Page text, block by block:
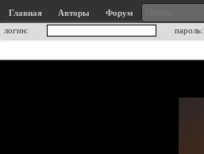
Главная Авторы
Форум
логин:
пароль: